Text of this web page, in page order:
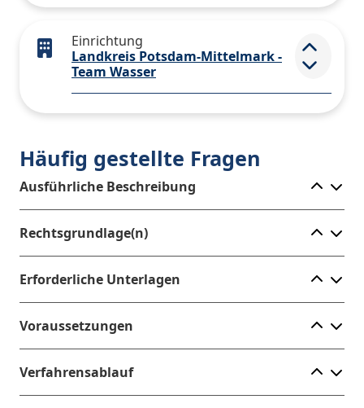
Einrichtung
Landkreis Potsdam-Mittelmark -
Team Wasser
Häufig gestellte Fragen
Ausführliche Beschreibung
Rechtsgrundlage(n)
Erforderliche Unterlagen
Voraussetzungen
Verfahrensablauf